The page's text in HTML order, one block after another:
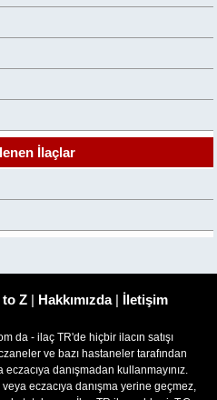
İlaçlar
to Z | Hakkımızda| İletişim
da - ilaç TR'de hiçbir ilacın satışı
ve bazı hastaneler tarafından
danışmadan kullanmayınız.
eczacıya danışma yerine geçmez,